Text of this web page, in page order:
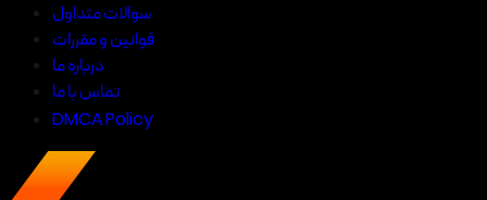
سوالات متداول
قوانین و مقررات
درباره ما
تماس با ما
DMCA Policy